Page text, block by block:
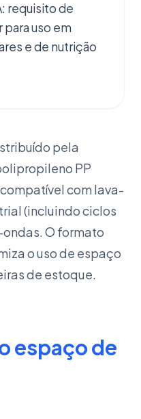
requisito de
para uso em
e de nutrição
pela
PP
com lava-
(incluindo ciclos
O formato
o uso de espaço
de estoque.
espaço de